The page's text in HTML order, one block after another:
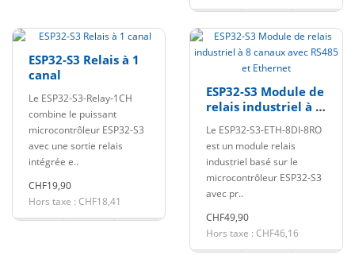
ESP32-S3 Relais à 1
canal
Le ESP32-S3-Relay-1CH
combine le puissant
microcontrôleur ESP32-S3
avec une sortie relais
intégrée e..
CHF19,90
Hors taxe : CHF18,41
ESP32-S3 Module de
relais industriel à 8
et Ethernet
Le ESP32-S3-ETH-8DI-8RO
est un module relais
industriel basé sur le
microcontrôleur ESP32-S3
avec pr..
CHF49,90
Hors taxe : CHF46,16